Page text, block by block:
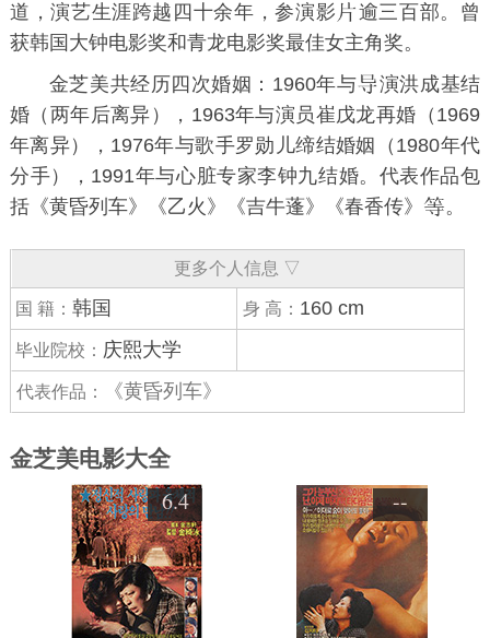
道，演艺生涯跨越四十余年，参演影
逾三百部。曾
获韩国大钟电影奖和青龙电影奖最佳女主角奖。
金芝美共经历四次婚姻：1960年与
演洪成基结
婚（两年后离异），1963年与演员崔戊龙再婚（1969
年离异），1976年与歌手罗勋儿缔结婚姻（1980年代
分手），1991年与心脏专家李钟九结婚。代表作品包
括《黄昏列车》《乙火 》《吉牛蓬》《春香传》 。
更多个人信息 ▽
国 籍：韩国 身 高： 160 cm
毕业院校： 庆熙大学
代表作品： 《黄昏列车》
金芝美电影大全
6.4 --